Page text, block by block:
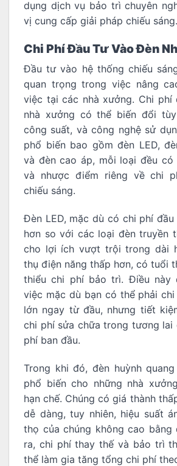
dụng dịch vụ bảo trì chuyên
vị cung cấp giải pháp chiếu sáng.
Chi Phí Đầu Tư Vào Đèn
Đầu tư vào hệ thống chiếu
quan trọng trong việc nâng
việc tại các nhà xưởng. Chi phí
nhà xưởng có thể biến đổi
công suất, và công nghệ sử
phổ biến bao gồm đèn LED,
và đèn cao áp, mỗi loại đều có
và nhược điểm riêng về chi
chiếu sáng.
Đèn LED, mặc dù có chi phí
hơn so với các loại đèn truyền
cho lợi ích vượt trội trong dài
thụ điện năng thấp hơn, có tuổi
thiểu chi phí bảo trì. Điều này
việc mặc dù bạn có thể phải
lớn ngay từ đầu, nhưng tiết
chi phí sửa chữa trong tương lai
phí ban đầu.
Trong khi đó, đèn huỳnh
phổ biến cho những nhà
hạn chế. Chúng có giá thành
dễ dàng, tuy nhiên, hiệu suất
thọ của chúng không cao bằng
ra, chi phí thay thế và bảo trì
thể làm gia tăng tổng chi phí